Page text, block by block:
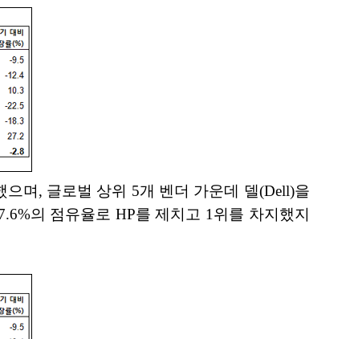
며, 글로벌 상위 5개 벤더 가운데 델(Dell)을
의 점유율로 HP를 제치고 1위를 차지했지